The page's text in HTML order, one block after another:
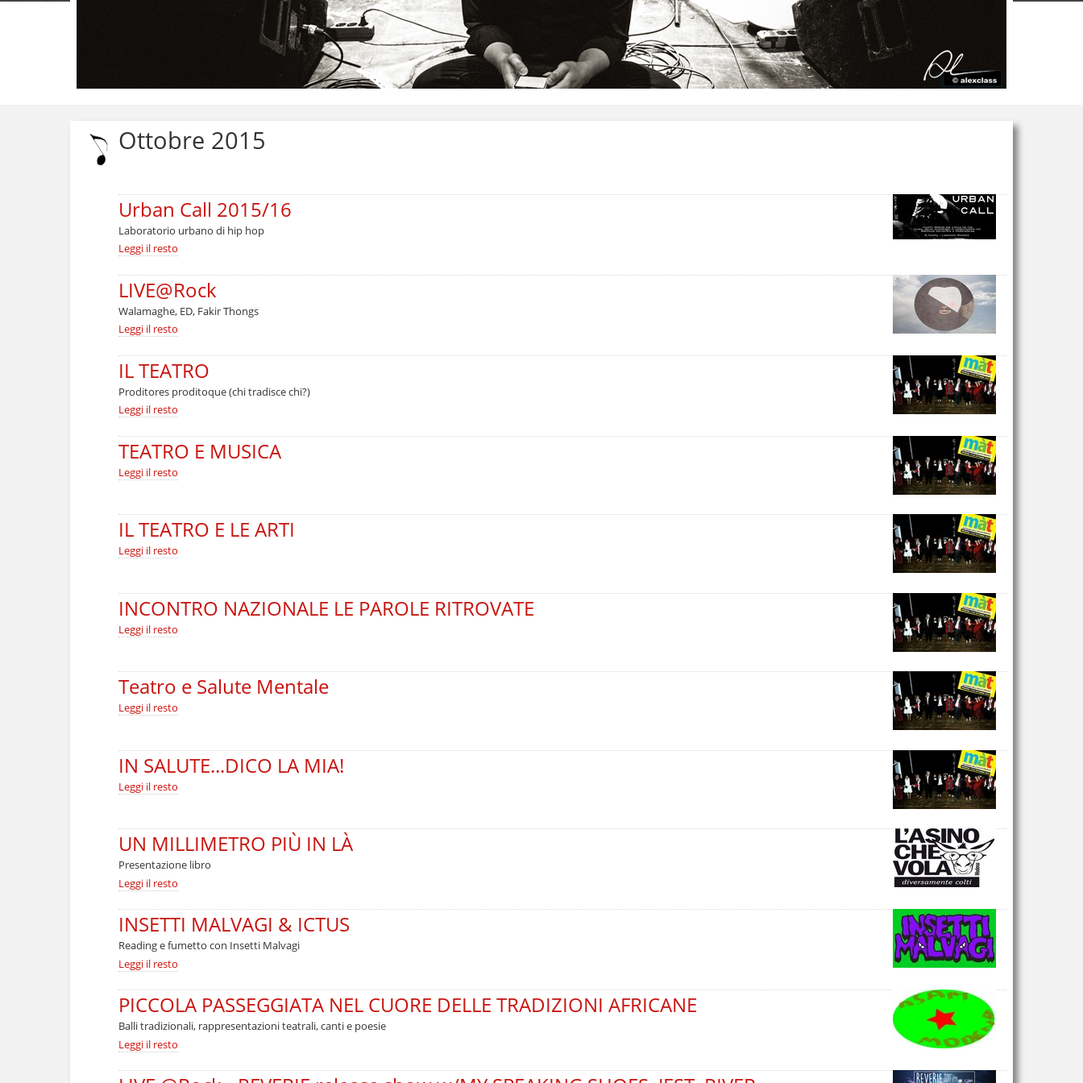
Salta
Ottobre 2015
Urban Call 2015/16
Laboratorio urbano di hip hop
Urban
Call
2015/16
-
Leggi il resto
LIVE@Rock
Walamaghe, ED, Fakir Thongs
LIVE@Rock
-
Leggi il resto
IL TEATRO
Proditores proditoque (chi tradisce chi?)
IL
TEATRO
-
Leggi il resto
TEATRO E MUSICA
TEATRO
E
Leggi il resto
IL TEATRO E LE ARTI
IL
TEATRO
ARTI
-
Leggi il resto
INCONTRO NAZIONALE LE PAROLE RITROVATE
INCONTRO
NAZIONALE
RITROVATE
Leggi il resto
Teatro e Salute Mentale
Teatro
e
-
Leggi il resto
IN SALUTE...DICO LA MIA!
IN
SALUTE...DICO
-
Leggi il resto
UN MILLIMETRO PIÙ IN LÀ
Presentazione libro
UN
MILLIMETRO
PIÙ
IN
LÀ
-
Leggi il resto
INSETTI MALVAGI & ICTUS
Reading e fumetto con Insetti Malvagi
INSETTI
MALVAGI
&
ICTUS
-
Leggi il resto
PICCOLA PASSEGGIATA NEL CUORE DELLE TRADIZIONI AFRICANE
Balli tradizionali, rappresentazioni teatrali, canti e poesie
PICCOLA
PASSEGGIATA
NEL
Leggi il resto